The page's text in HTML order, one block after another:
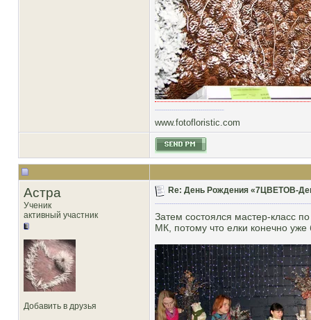
www.fotofloristic.com
Астра
Ученик
активный участник
Добавить в друзья
Re: День Рождения «7ЦВЕТОВ-
Затем состоялся мастер-класс
МК, потому что елки конечно